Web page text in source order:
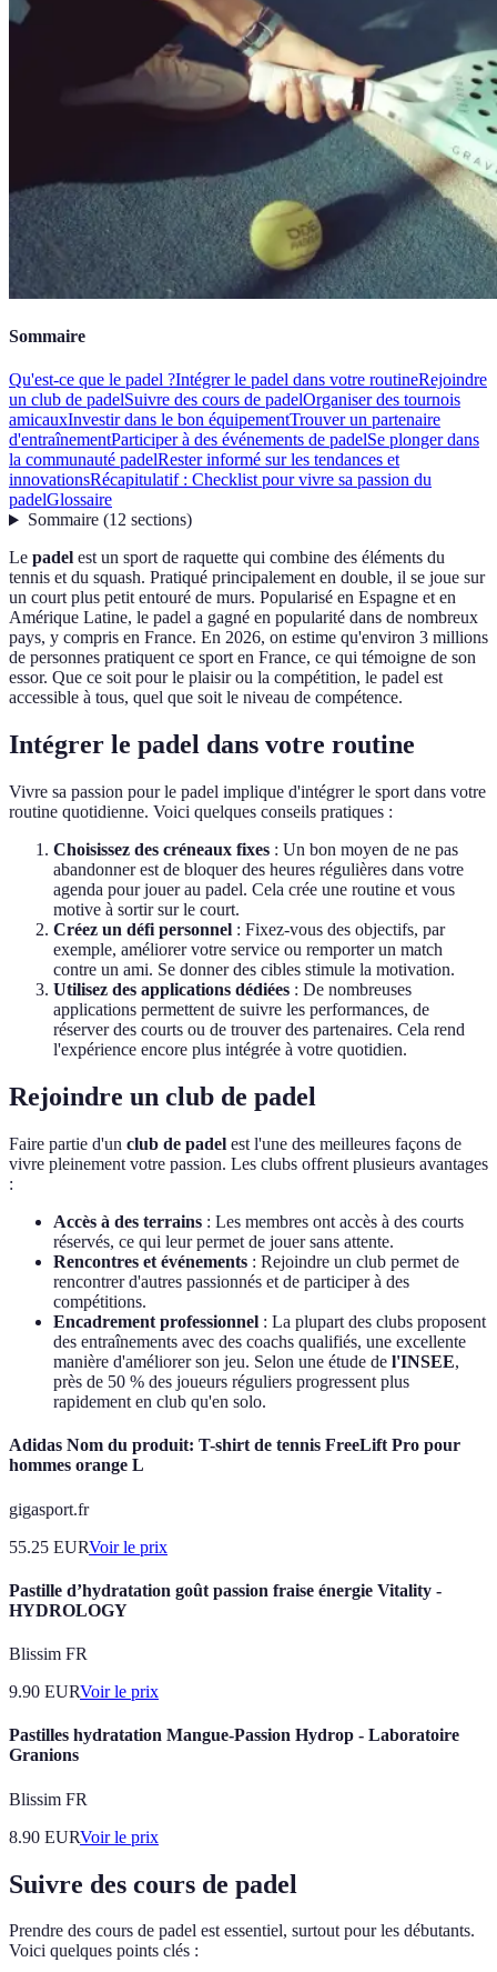
Sommaire
Qu'est-ce que le padel ?Intégrer le padel dans votre routineRejoindre
un club de padelSuivre des cours de padelOrganiser des tournois
amicauxInvestir dans le bon équipementTrouver un partenaire
d'entraînementParticiper à des événements de padelSe plonger dans
la communauté padelRester informé sur les tendances et
innovationsRécapitulatif : Checklist pour vivre sa passion du
padelGlossaire
Sommaire(12 sections)
Le padel est un sport de raquette qui combine des éléments du
tennis et du squash. Pratiqué principalement en double, il se joue sur
un court plus petit entouré de murs. Popularisé en Espagne et en
Amérique Latine, le padel a gagné en popularité dans de nombreux
pays, y compris en France. En 2026, on estime qu'environ 3 millions
de personnes pratiquent ce sport en France, ce qui témoigne de son
essor. Que ce soit pour le plaisir ou la compétition, le padel est
accessible à tous, quel que soit le niveau de compétence.
Intégrer le padel dans votre routine
Vivre sa passion pour le padel implique d'intégrer le sport dans votre
routine quotidienne. Voici quelques conseils pratiques :
Choisissez des créneaux fixes : Un bon moyen de ne pas
abandonner est de bloquer des heures régulières dans votre
agenda pour jouer au padel. Cela crée une routine et vous
motive à sortir sur le court.
Créez un défi personnel : Fixez-vous des objectifs, par
exemple, améliorer votre service ou remporter un match
contre un ami. Se donner des cibles stimule la motivation.
Utilisez des applications dédiées : De nombreuses
applications permettent de suivre les performances, de
réserver des courts ou de trouver des partenaires. Cela rend
l'expérience encore plus intégrée à votre quotidien.
Rejoindre un club de padel
Faire partie d'un club de padel est l'une des meilleures façons de
vivre pleinement votre passion. Les clubs offrent plusieurs avantages
:
Accès à des terrains : Les membres ont accès à des courts
réservés, ce qui leur permet de jouer sans attente.
Rencontres et événements : Rejoindre un club permet de
rencontrer d'autres passionnés et de participer à des
compétitions.
Encadrement professionnel : La plupart des clubs proposent
des entraînements avec des coachs qualifiés, une excellente
manière d'améliorer son jeu. Selon une étude de l'INSEE,
près de 50 % des joueurs réguliers progressent plus
rapidement en club qu'en solo.
Adidas Nom du produit: T-shirt de tennis FreeLift Pro pour
hommes orange L
gigasport.fr
55.25 EURVoir le prix
Pastille d’hydratation goût passion fraise énergie Vitality -
HYDROLOGY
Blissim FR
9.90 EURVoir le prix
Pastilles hydratation Mangue-Passion Hydrop - Laboratoire
Granions
Blissim FR
8.90 EURVoir le prix
Suivre des cours de padel
Prendre des cours de padel est essentiel, surtout pour les débutants.
Voici quelques points clés :